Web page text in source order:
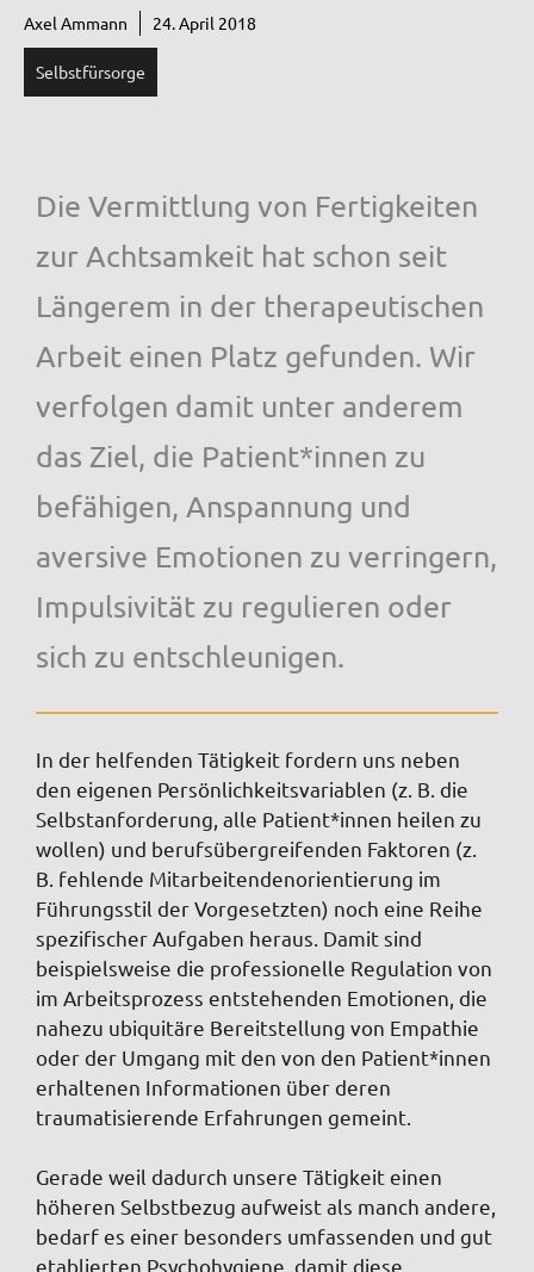
Axel Ammann 24. April 2018
Selbstfürsorge
Die Vermittlung von Fertigkeiten
zur Achtsamkeit hat schon seit
Längerem in der therapeutischen
Arbeit einen Platz gefunden. Wir
verfolgen damit unter anderem
das Ziel, die Patient*innen zu
befähigen, Anspannung und
aversive Emotionen zu verringern,
Impulsivität zu regulieren oder
sich zu entschleunigen.
In der helfenden Tätigkeit fordern uns neben
den eigenen Persönlichkeitsvariablen (z. B. die
Selbstanforderung, alle Patient*innen heilen zu
wollen) und berufsübergreifenden Faktoren (z.
B. fehlende Mitarbeitendenorientierung im
Führungsstil der Vorgesetzten) noch eine Reihe
spezifischer Aufgaben heraus. Damit sind
beispielsweise die professionelle Regulation von
im Arbeitsprozess entstehenden Emotionen, die
nahezu ubiquitäre Bereitstellung von Empathie
oder der Umgang mit den von den Patient*innen
erhaltenen Informationen über deren
traumatisierende Erfahrungen gemeint.
Gerade weil dadurch unsere Tätigkeit einen
höheren Selbstbezug aufweist als manch andere,
bedarf es einer besonders umfassenden und gut
etablierten Psychohygiene, damit diese